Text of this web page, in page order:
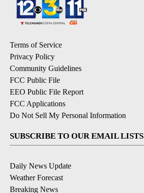
Terms of Service
Privacy Policy
Community Guidelines
FCC Public File
EEO Public File Report
FCC Applications
Do Not Sell My Personal Information
SUBSCRIBE TO OUR EMAIL LISTS
Daily News Update
Weather Forecast
Breaking News